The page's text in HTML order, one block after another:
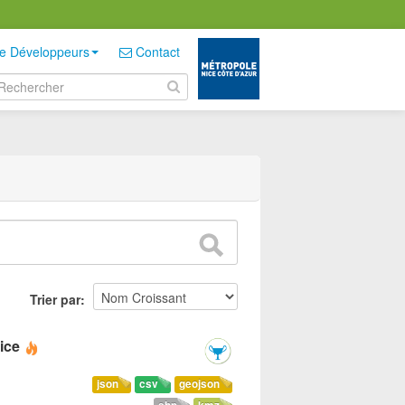
Développeurs Contact
Trier par
geojson
csv
json